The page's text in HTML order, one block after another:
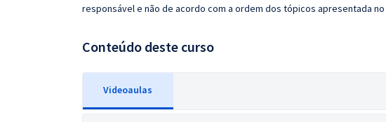
responsável e não de acordo com a ordem dos tópicos apresentada
Conteúdo deste curso
Videoaulas